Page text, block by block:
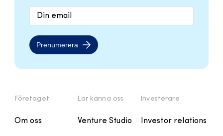
Prenumerera
Företaget
Om oss
Lär känna oss
Venture Studio
Investerare
Investor relations